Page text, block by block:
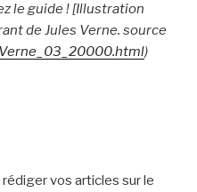
le guide ! [Illustration
de Jules Verne. source
)
vos articles sur le